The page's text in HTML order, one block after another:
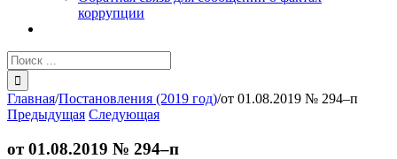
коррупции
Результат
поиска:
Главная/Постановления (2019 год)/от 01.08.2019 № 294–п
Предыдущая Следующая
от 01.08.2019 № 294–п